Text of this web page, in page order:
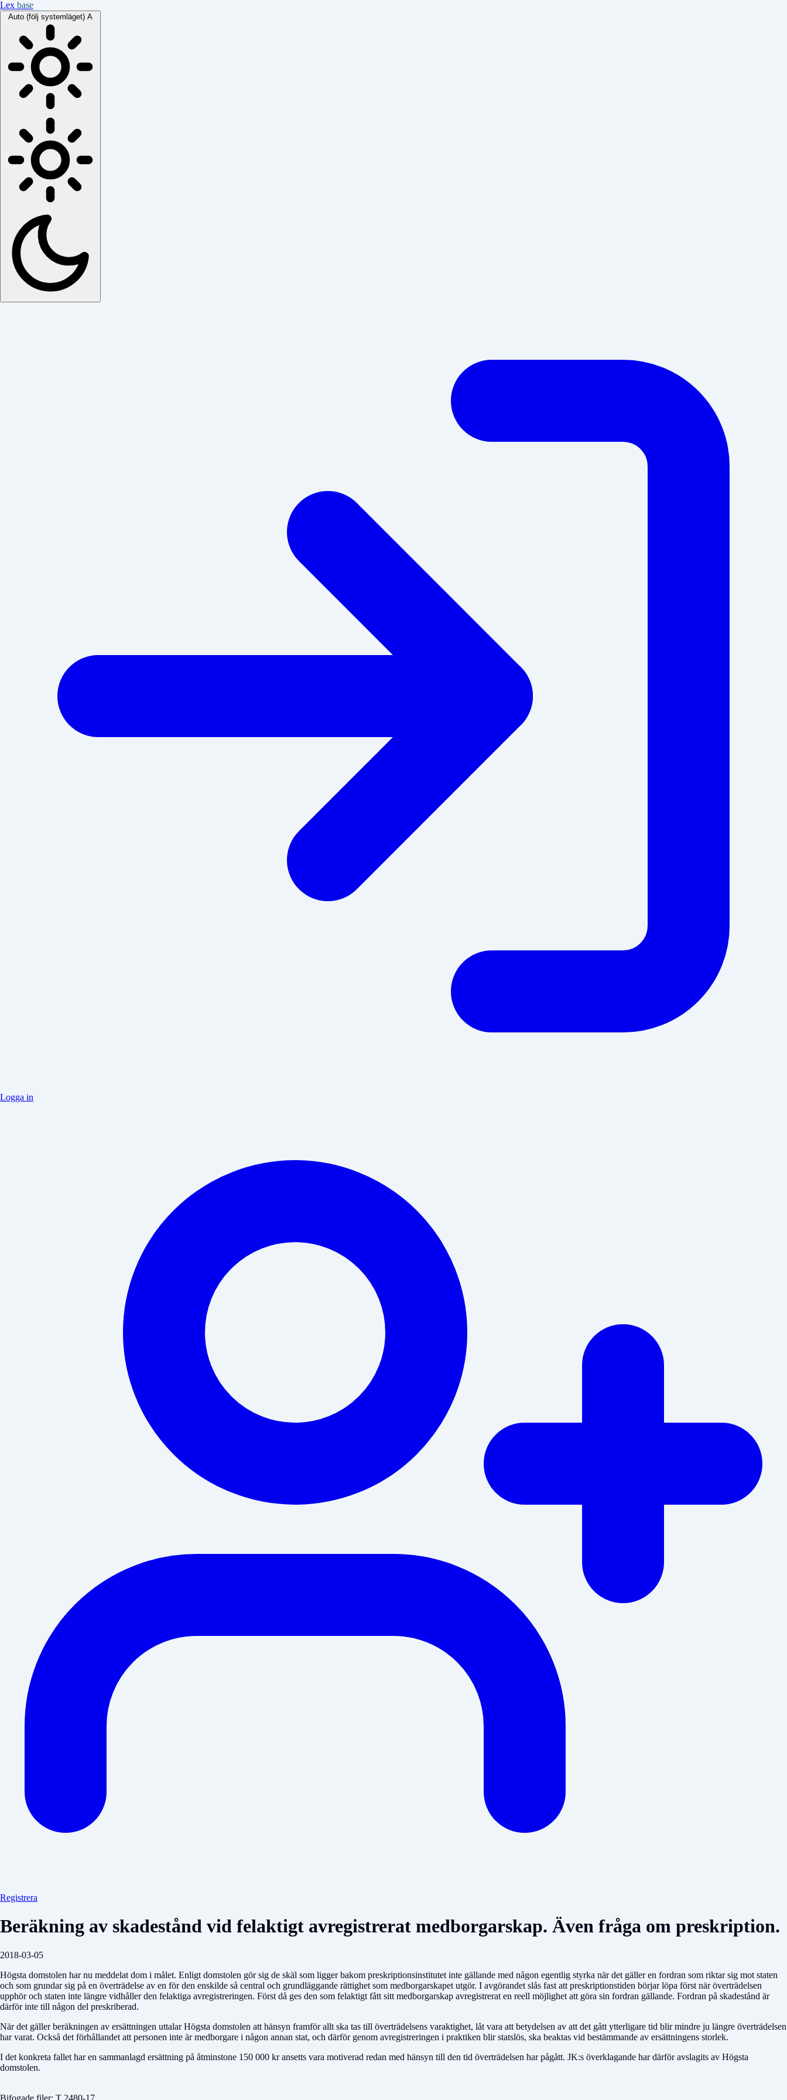
Lex base
Auto (följ systemläget) A
Logga in
Registrera
Beräkning av skadestånd vid felaktigt avregistrerat medborgarskap. Även fråga om preskription.
2018-03-05
Högsta domstolen har nu meddelat dom i målet. Enligt domstolen gör sig de skäl som ligger bakom preskriptionsinstitutet inte gällande med någon egentlig styrka när det gäller en fordran som riktar sig mot staten
och som grundar sig på en överträdelse av en för den enskilde så central och grundläggande rättighet som medborgarskapet utgör. I avgörandet slås fast att preskriptionstiden börjar löpa först när överträdelsen
upphör och staten inte längre vidhåller den felaktiga avregistreringen. Först då ges den som felaktigt fått sitt medborgarskap avregistrerat en reell möjlighet att göra sin fordran gällande. Fordran på skadestånd är
därför inte till någon del preskriberad.
När det gäller beräkningen av ersättningen uttalar Högsta domstolen att hänsyn framför allt ska tas till överträdelsens varaktighet, låt vara att betydelsen av att det gått ytterligare tid blir mindre ju längre överträdelsen
har varat. Också det förhållandet att personen inte är medborgare i någon annan stat, och därför genom avregistreringen i praktiken blir statslös, ska beaktas vid bestämmande av ersättningens storlek.
I det konkreta fallet har en sammanlagd ersättning på åtminstone 150 000 kr ansetts vara motiverad redan med hänsyn till den tid överträdelsen har pågått. JK:s överklagande har därför avslagits av Högsta
domstolen.
Bifogade filer: T 2480-17